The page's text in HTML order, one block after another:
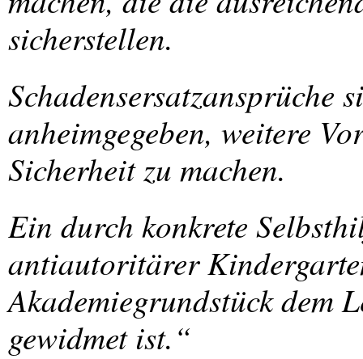
sicherstellen.
Schadensersatzansprüche
anheimgegeben, weitere
Sicherheit zu machen.
Ein durch konkrete
antiautoritärer
Akademiegrundstück dem
gewidmet ist.“